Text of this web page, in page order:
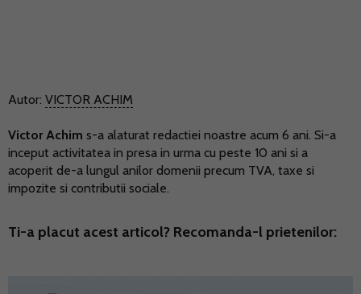
Autor: VICTOR ACHIM
Victor Achim s-a alaturat redactiei noastre acum 6 ani. Si-a
inceput activitatea in presa in urma cu peste 10 ani si a
acoperit de-a lungul anilor domenii precum TVA, taxe si
impozite si contributii sociale.
Ti-a placut acest articol? Recomanda-l prietenilor: